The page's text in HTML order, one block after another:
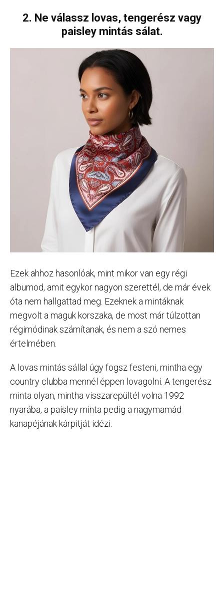
2. Ne válassz lovas, tengerész vagy
paisley mintás sálat.
Ezek ahhoz hasonlóak, mint mikor van egy régi
albumod, amit egykor nagyon szerettél, de már évek
óta nem hallgattad meg. Ezeknek a mintáknak
megvolt a maguk korszaka, de most már túlzottan
régimódinak számítanak, és nem a szó nemes
értelmében.
A lovas mintás sállal úgy fogsz festeni, mintha egy
country clubba mennél éppen lovagolni. A tengerész
minta olyan, mintha visszarepültél volna 1992
nyarába, a paisley minta pedig a nagymamád
kanapéjának kárpitját idézi.